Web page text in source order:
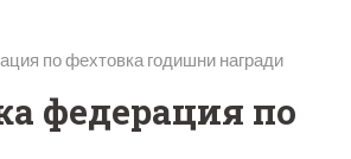
федерация по